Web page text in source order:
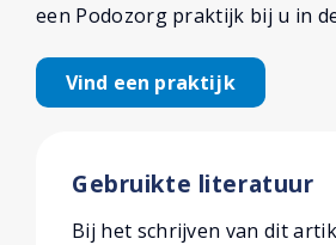
een Podozorg praktijk bij u in
Vind een praktijk
Gebruikte literatuur
Bij het schrijven van dit